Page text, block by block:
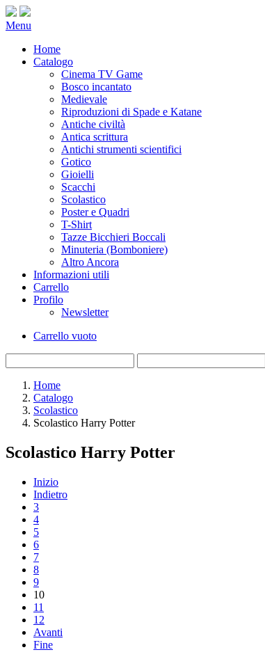
Menu
Home
Catalogo
Cinema TV Game
Bosco incantato
Medievale
Riproduzioni di Spade e Katane
Antiche civiltà
Antica scrittura
Antichi strumenti scientifici
Gotico
Gioielli
Scacchi
Scolastico
Poster e Quadri
T-Shirt
Tazze Bicchieri Boccali
Minuteria (Bomboniere)
Altro Ancora
Informazioni utili
Carrello
Profilo
Newsletter
Carrello vuoto
Home
Catalogo
Scolastico
Scolastico Harry Potter
Scolastico Harry Potter
Inizio
Indietro
3
4
5
6
7
8
9
10
11
12
Avanti
Fine